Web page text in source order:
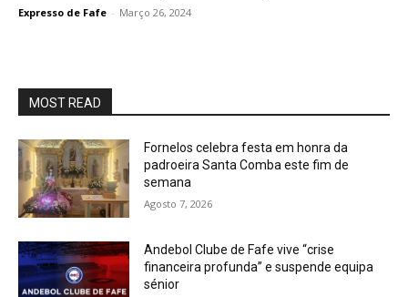
Expresso de Fafe - Março 26, 2024
MOST READ
Fornelos celebra festa em honra da
padroeira Santa Comba este fim de
semana
Agosto 7, 2026
Andebol Clube de Fafe vive “crise
financeira profunda” e suspende equipa
sénior